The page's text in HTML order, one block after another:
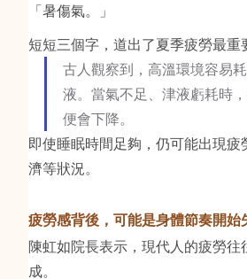
「暑傷氣。」
短短三個字，道出了夏季疲勞最重
古人觀察到，高溫環境容易
液。當氣不足、津液虧耗時
便會下降。
即使睡眠時間足夠，仍可能出現疲
濟等狀況。
疲勞感背後，可能是身體節奏開始
陳虹如院長表示，現代人的疲勞往
成。